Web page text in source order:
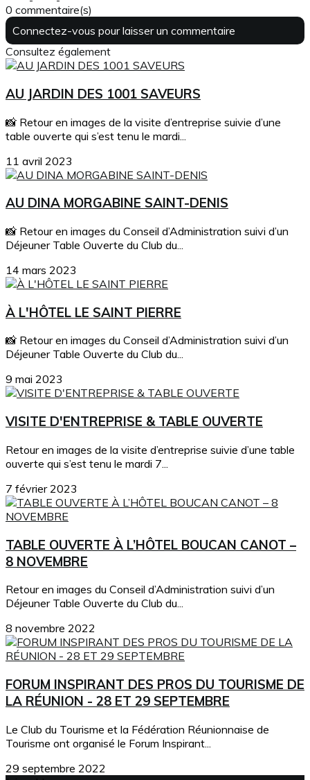
0 commentaire(s)
Connectez-vous pour laisser un commentaire
Consultez également
AU JARDIN DES 1001 SAVEURS
📸 Retour en images de la visite d’entreprise suivie d’une
table ouverte qui s’est tenu le mardi...
11 avril 2023
AU DINA MORGABINE SAINT-DENIS
📸 Retour en images du Conseil d’Administration suivi d’un
Déjeuner Table Ouverte du Club du...
14 mars 2023
À L'HÔTEL LE SAINT PIERRE
📸 Retour en images du Conseil d’Administration suivi d’un
Déjeuner Table Ouverte du Club du...
9 mai 2023
VISITE D'ENTREPRISE & TABLE OUVERTE
Retour en images de la visite d’entreprise suivie d’une table
ouverte qui s’est tenu le mardi 7...
7 février 2023
TABLE OUVERTE À L’HÔTEL BOUCAN CANOT –
8 NOVEMBRE
Retour en images du Conseil d’Administration suivi d’un
Déjeuner Table Ouverte du Club du...
8 novembre 2022
FORUM INSPIRANT DES PROS DU TOURISME DE
LA RÉUNION - 28 ET 29 SEPTEMBRE
Le Club du Tourisme et la Fédération Réunionnaise de
Tourisme ont organisé le Forum Inspirant...
29 septembre 2022